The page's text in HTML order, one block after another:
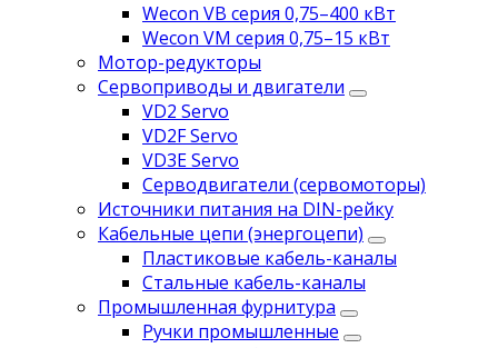
Wecon VB серия 0,75–400 кВт
Wecon VM серия 0,75–15 кВт
Мотор-редукторы
Сервоприводы и двигатели
VD2 Servo
VD2F Servo
VD3E Servo
Серводвигатели (сервомоторы)
Источники питания на DIN-рейку
Кабельные цепи (энергоцепи)
Пластиковые кабель-каналы
Стальные кабель-каналы
Промышленная фурнитура
Ручки промышленные